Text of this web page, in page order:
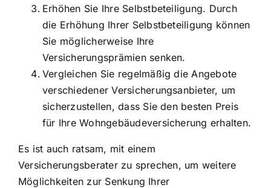
Erhöhen Sie Ihre Selbstbeteiligung. Durch
die Erhöhung Ihrer Selbstbeteiligung können
Sie möglicherweise Ihre
Versicherungsprämien senken.
Vergleichen Sie regelmäßig die Angebote
verschiedener Versicherungsanbieter, um
sicherzustellen, dass Sie den besten Preis
für Ihre Wohngebäudeversicherung erhalten.
Es ist auch ratsam, mit einem
Versicherungsberater zu sprechen, um weitere
Möglichkeiten zur Senkung Ihrer